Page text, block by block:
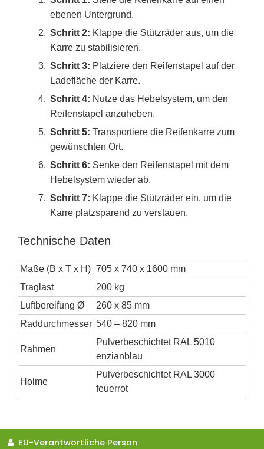
ebenen Untergrund.
Schritt 2: Klappe die Stützräder aus, um die
Karre zu stabilisieren.
Schritt 3: Platziere den Reifenstapel auf der
Ladefläche der Karre.
Schritt 4: Nutze das Hebelsystem, um den
Reifenstapel anzuheben.
Schritt 5: Transportiere die Reifenkarre zum
gewünschten Ort.
Schritt 6: Senke den Reifenstapel mit dem
Hebelsystem wieder ab.
Schritt 7: Klappe die Stützräder ein, um die
Karre platzsparend zu verstauen.
Technische Daten
Maße (B x T x H) 705 x 740 x 1600 mm
Traglast
200 kg
Luftbereifung Ø
260 x 85 mm
Raddurchmesser 540 – 820 mm
Rahmen
Pulverbeschichtet RAL 5010
enzianblau
Holme
Pulverbeschichtet RAL 3000
feuerrot
EU-Verantwortliche Person